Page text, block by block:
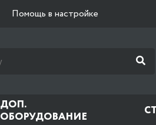
Помощь в настройке
ДОП.
ОБОРУДОВАНИЕ